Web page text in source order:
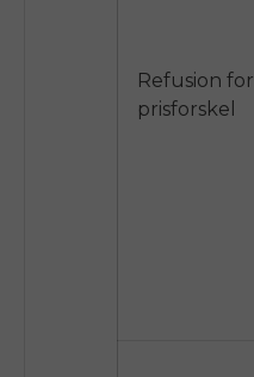
Refusion for
prisforskel